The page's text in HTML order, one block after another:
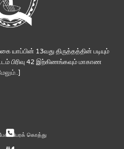
13வது திருத்தத்தின் படியும்
பிரிவு 42 இற்கிணங்கவும் மாகாண
]
விபரக் கொத்து